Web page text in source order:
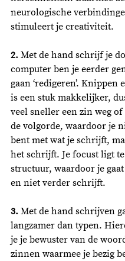
neurologische
stimuleert je creativiteit.
2. Met de hand schrijf je
computer ben je eerder
gaan ‘redigeren’. Knippen
is een stuk makkelijker,
veel sneller een zin weg
de volgorde, waardoor je
bent met wat je schrijft,
het schrijft. Je focust ligt
structuur, waardoor je
en niet verder schrijft.
3. Met de hand schrijven
langzamer dan typen.
je je bewuster van de
zinnen waarmee je bezig